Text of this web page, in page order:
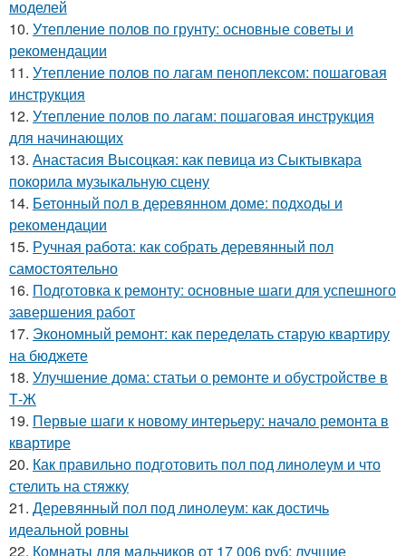
моделей
10. Утепление полов по грунту: основные советы и
рекомендации
11. Утепление полов по лагам пеноплексом: пошаговая
инструкция
12. Утепление полов по лагам: пошаговая инструкция
для начинающих
13. Анастасия Высоцкая: как певица из Сыктывкара
покорила музыкальную сцену
14. Бетонный пол в деревянном доме: подходы и
рекомендации
15. Ручная работа: как собрать деревянный пол
самостоятельно
16. Подготовка к ремонту: основные шаги для успешного
завершения работ
17. Экономный ремонт: как переделать старую квартиру
на бюджете
18. Улучшение дома: статьи о ремонте и обустройстве в
Т-Ж
19. Первые шаги к новому интерьеру: начало ремонта в
квартире
20. Как правильно подготовить пол под линолеум и что
стелить на стяжку
21. Деревянный пол под линолеум: как достичь
идеальной ровны
22. Комнаты для мальчиков от 17 006 руб: лучшие